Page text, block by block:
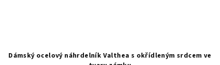
Dámský ocelový náhrdelník Valthea s okřídleným srdcem ve